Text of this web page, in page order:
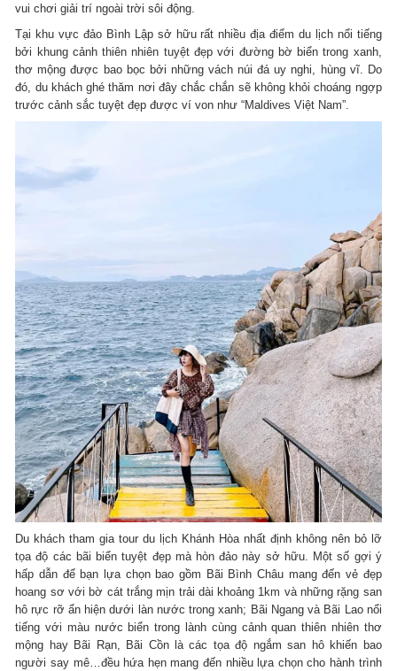
vui chơi giải trí ngoài trời sôi động.
Tại khu vực đảo Bình Lập sở hữu rất nhiều địa điểm du lịch nổi tiếng
bởi khung cảnh thiên nhiên tuyệt đẹp với đường bờ biển trong xanh,
thơ mộng được bao bọc bởi những vách núi đá uy nghi, hùng vĩ. Do
đó, du khách ghé thăm nơi đây chắc chắn sẽ không khỏi choáng ngợp
trước cảnh sắc tuyệt đẹp được ví von như “Maldives Việt Nam”.
Du khách tham gia tour du lịch Khánh Hòa nhất định không nên bỏ lỡ
tọa độ các bãi biển tuyệt đẹp mà hòn đảo này sở hữu. Một số gợi ý
hấp dẫn để bạn lựa chọn bao gồm Bãi Bình Châu mang đến vẻ đẹp
hoang sơ với bờ cát trắng mịn trải dài khoảng 1km và những rặng san
hô rực rỡ ẩn hiện dưới làn nước trong xanh; Bãi Ngang và Bãi Lao nổi
tiếng với màu nước biển trong lành cùng cảnh quan thiên nhiên thơ
mộng hay Bãi Rạn, Bãi Cồn là các tọa độ ngắm san hô khiến bao
người say mê…đều hứa hẹn mang đến nhiều lựa chọn cho hành trình